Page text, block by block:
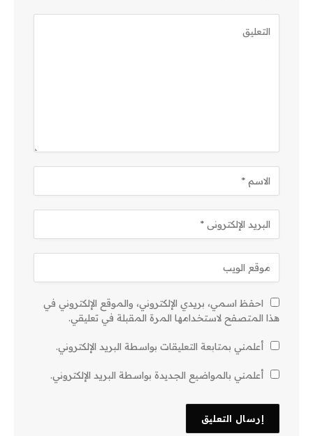
احفظ اسمي، بريدي الإلكتروني، والموقع الإلكتروني في
هذا المتصفح لاستخدامها المرة المقبلة في تعليقي.
أعلمني بمتابعة التعليقات بواسطة البريد الإلكتروني.
أعلمني بالمواضيع الجديدة بواسطة البريد الإلكتروني.